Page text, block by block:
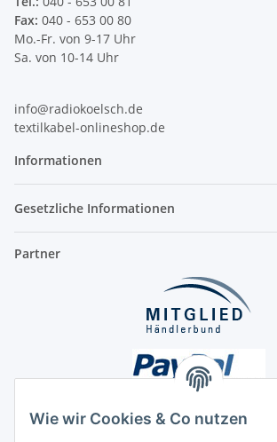
Wie wir Cookies & Co nutzen
Fax: 040 - 653 00 80
Mo.-Fr. von 9-17 Uhr
Sa. von 10-14 Uhr
info@radiokoelsch.de
textilkabel-onlineshop.de
Informationen
Gesetzliche Informationen
Partner